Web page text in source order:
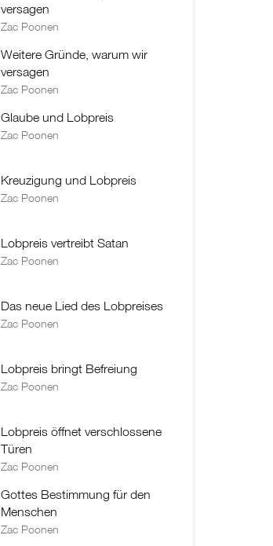
versagen
Zac Poonen
Weitere Gründe, warum wir
versagen
Zac Poonen
Glaube und Lobpreis
Zac Poonen
Kreuzigung und Lobpreis
Zac Poonen
Lobpreis vertreibt Satan
Zac Poonen
Das neue Lied des Lobpreises
Zac Poonen
Lobpreis bringt Befreiung
Zac Poonen
Lobpreis öffnet verschlossene
Türen
Zac Poonen
Gottes Bestimmung für den
Menschen
Zac Poonen